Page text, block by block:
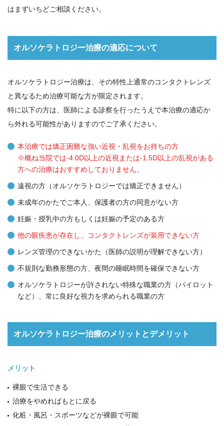
はまずいちどご相談ください。
オルソケラトロジー治療の適応について
オルソケラトロジー治療は、その特性上通常のコンタクトレンズ
と異なるため治療可能な方が限定されます。
特に以下の方は、医師による診察を行ったうえで本治療の適応か
ら外れる可能性がありますのでご了承ください。
本治療では矯正困難な強い近視・乱視をお持ちの方
※概ね当院では-4.0D以上の近視または-1.5D以上の乱視がある
方への治療はおすすめしておりません。
遠視の方（オルソケラトロジーでは矯正できません）
未成年のかたでご本人、保護者の方の同意がない方
妊娠・授乳中の方もしくは妊娠の予定のある方
他の眼疾患が存在し、コンタクトレンズが装用できない方
レンズ管理のできないかた（医師の説明が理解できない方）
不規則な勤務形態の方、夜間の睡眠時間を確保できない方
オルソケラトロジーが許されない特殊な職業の方（パイロット
など）、常に良好な視力を求められる職業の方
オルソケラトロジー治療のメリットとデメリット
メリット
裸眼で生活できる
治療をやめればもとに戻る
化粧・風呂・スポーツなどが裸眼で可能